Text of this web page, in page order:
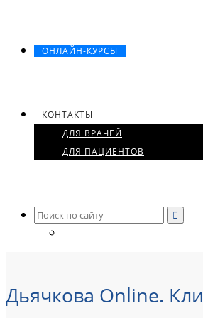
ОНЛАЙН-КУРСЫ
КОНТАКТЫ
ДЛЯ ВРАЧЕЙ
ДЛЯ ПАЦИЕНТОВ
Search
for:
Дьячкова Online.